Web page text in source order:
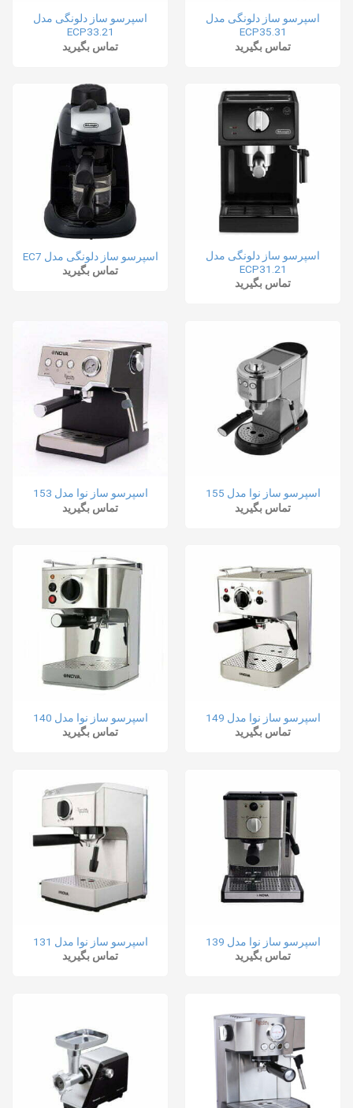
اسپرسو ساز دلونگی مدل
ECP35.31
تماس بگیرید
اسپرسو ساز دلونگی مدل
ECP33.21
تماس بگیرید
اسپرسو ساز دلونگی مدل
ECP31.21
تماس بگیرید
اسپرسو ساز دلونگی مدل EC7
تماس بگیرید
اسپرسو ساز نوا مدل 155
تماس بگیرید
اسپرسو ساز نوا مدل 153
تماس بگیرید
اسپرسو ساز نوا مدل 149
تماس بگیرید
اسپرسو ساز نوا مدل 140
تماس بگیرید
اسپرسو ساز نوا مدل 139
تماس بگیرید
اسپرسو ساز نوا مدل 131
تماس بگیرید